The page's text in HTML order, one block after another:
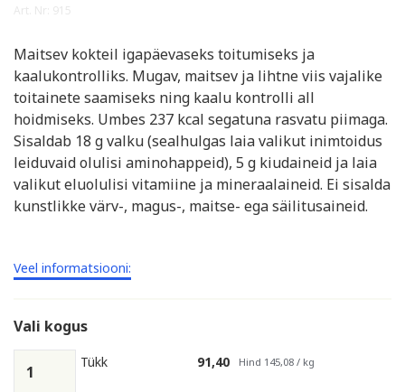
Maitsev kokteil igapäevaseks toitumiseks ja
kaalukontrolliks. Mugav, maitsev ja lihtne viis vajalike
toitainete saamiseks ning kaalu kontrolli all
hoidmiseks. Umbes 237 kcal segatuna rasvatu piimaga.
Sisaldab 18 g valku (sealhulgas laia valikut inimtoidus
leiduvaid olulisi aminohappeid), 5 g kiudaineid ja laia
valikut eluolulisi vitamiine ja mineraalaineid. Ei sisalda
kunstlikke värv-, magus-, maitse- ega säilitusaineid.
Veel informatsiooni:
Vali kogus
Tükk 91,40 Hind 145,08 / kg